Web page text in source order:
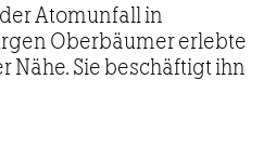
der Atomunfall in
Ober­bäumer erlebte
Nähe. Sie beschäftigt ihn